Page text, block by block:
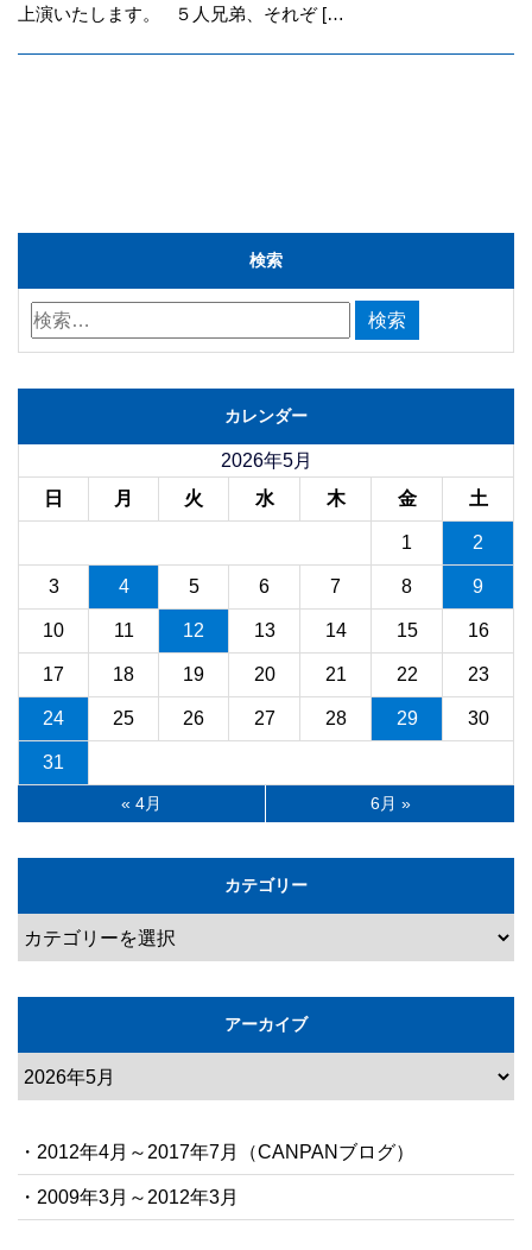
上演いたします。 ５人兄弟、それぞ […
検索
カレンダー
2026年5月
日
月 火 水 木 金 土
1 2
3 4 5 6 7 8 9
10 11 12 13 14 15 16
17 18 19 20 21 22 23
24 25 26 27 28 29 30
31
« 4月 6月 »
カテゴリー
アーカイブ
・2012年4月～2017年7月（CANPANブログ）
・2009年3月～2012年3月